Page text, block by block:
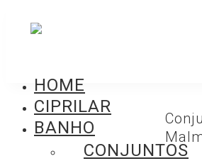
HOME
CIPRILAR
BANHO
CONJUNTOS